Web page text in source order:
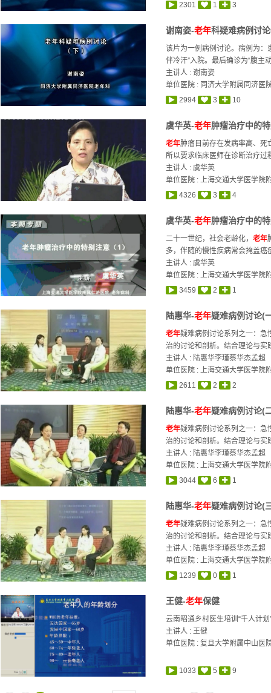
2301
1 3
谢南姿-老年科疑难病例讨
该片为一例病例讨论。病例为：
伴冷汗”入院。最后确诊为“腹主
主讲人 :谢南姿
单位医院 : 同济大学附属同济医
2994
3 10
虞华英-老年肿瘤治疗中的
老年肿瘤目前存在发病率高、死
所以要求临床医师在诊断治疗过
主讲人 :虞华英
单位医院 : 上海交通大学医学院
4326
3 4
虞华英-老年肿瘤治疗中的
二十一世纪，社会老龄化，老年
多，伴随的慢性疾病常会掩盖
主讲人 :虞华英
单位医院 : 上海交通大学医学院
3459
2 1
陆惠华-老年疑难病例讨论(
老年疑难病例讨论系列之一：急
治的讨论和剖析。结合理论与实
主讲人 : 陆惠华李瑾蔡华杰孟超
单位医院 : 上海交通大学医学院
2611
2 2
陆惠华-老年疑难病例讨论(
老年疑难病例讨论系列之一：急
治的讨论和剖析。结合理论与实
主讲人 : 陆惠华李瑾蔡华杰孟超
单位医院 : 上海交通大学医学院
3044
6 1
陆惠华-老年疑难病例讨论(
老年疑难病例讨论系列之一：急
治的讨论和剖析。结合理论与实
主讲人 : 陆惠华李瑾蔡华杰孟超
单位医院 : 上海交通大学医学院
1239
0 1
王健-老年保健
云南昭通乡村医生培训“千人计划
主讲人 :王健
单位医院 : 复旦大学附属中山医
1033 5 9